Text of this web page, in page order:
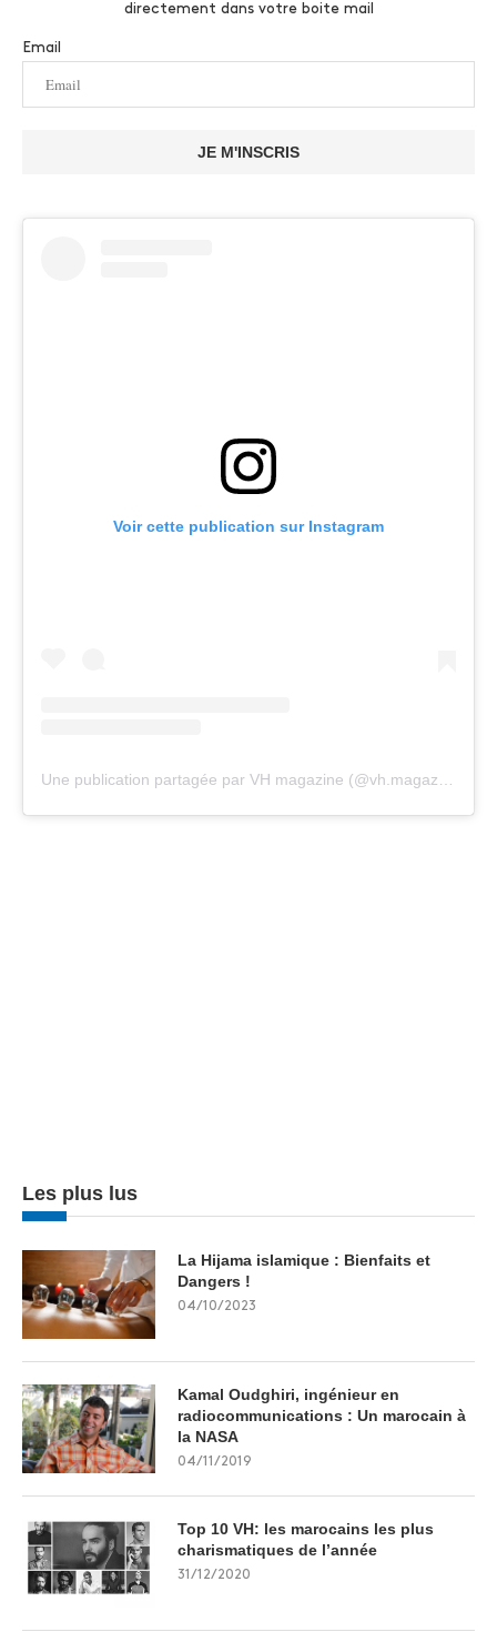
directement dans votre boite mail
Email
JE M'INSCRIS
Voir cette publication sur Instagram
Une publication partagée par VH magazine (@vh.magazine)
Les plus lus
La Hijama islamique : Bienfaits et
Dangers !
04/10/2023
Kamal Oudghiri, ingénieur en
radiocommunications : Un marocain à
la NASA
04/11/2019
Top 10 VH: les marocains les plus
charismatiques de l’année
31/12/2020